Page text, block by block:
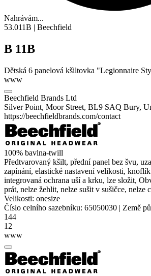
Nahrávám...
53.011B | Beechfield
B 11B
Dětská 6 panelová kšiltovka "Legionnaire
www
Beechfield Brands Ltd
Silver Point, Moor Street, BL9 SAQ Bury,
https://beechfieldbrands.com/contact
100% bavlna-twill
Předtvarovaný kšilt, přední panel bez švu,
zapínání, elastické nastavení velikosti,
integrovaná ochrana uší a krku, lze složit,
prát, nelze žehlit, nelze sušit v sušičce, nelze
Velikosti: onesize
Číslo celního sazebníku: 65050030 | Země
144
12
www